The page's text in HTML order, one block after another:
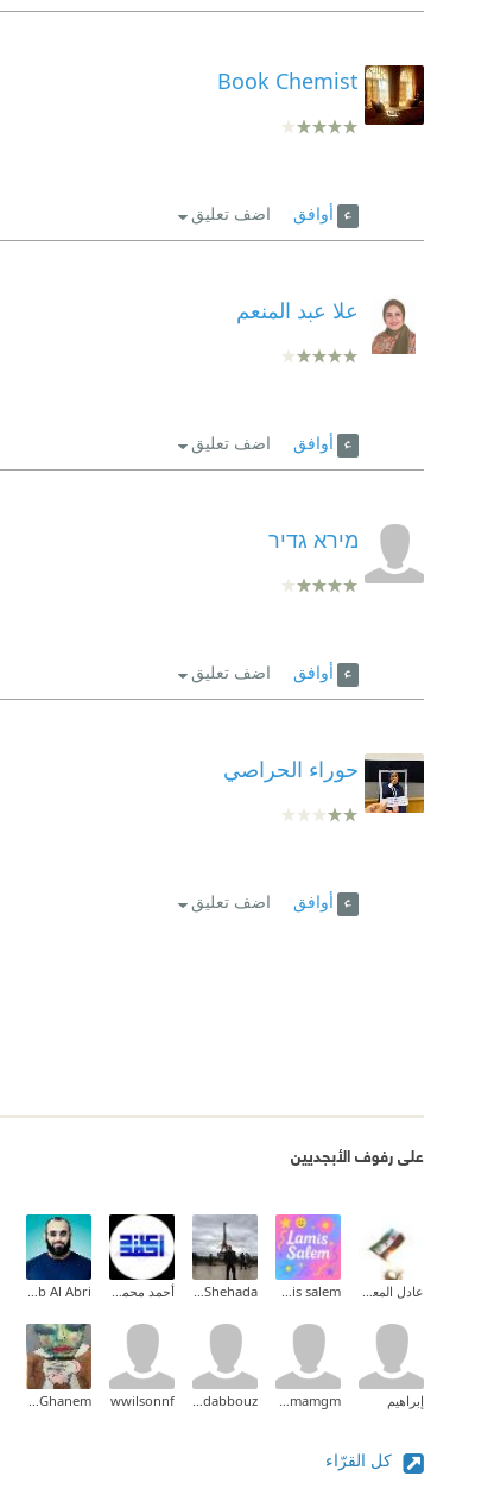
Book Chemist
أوافق اضف تعليق
علا عبد المنعم
أوافق اضف تعليق
מירא גדיר
أوافق اضف تعليق
حوراء الحراصي
أوافق اضف تعليق
على رفوف الأبجديين
عادل المعشني lamis salem
Ashraf Shehada أحمد محمود عيد Talib Al Abri
إبراهيم basmamgm
saidboudabbouz
wwilsonnf
Neda Ghanem
كل القرّاء